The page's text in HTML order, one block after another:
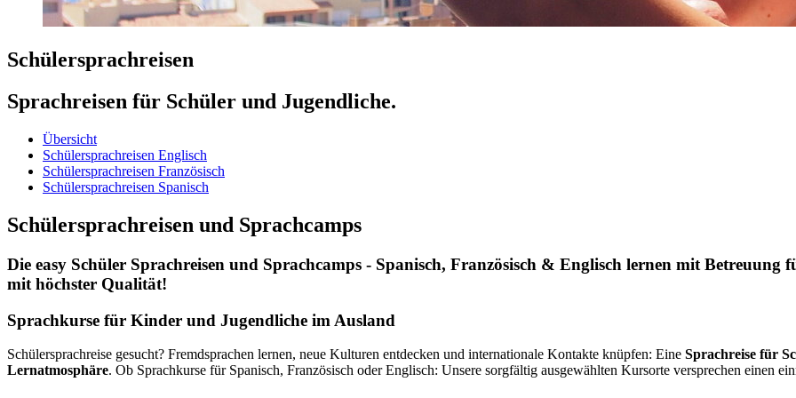
Schülersprachreisen
Sprachreisen für Schüler und Jugendliche.
Übersicht
Schülersprachreisen Englisch
Schülersprachreisen Französisch
Schülersprachreisen Spanisch
Schülersprachreisen und Sprachcamps
Die easy Schüler Sprachreisen und Sprachcamps - Spanisch, Französisch & Englisch lernen mit
mit höchster Qualität!
Sprachkurse für Kinder und Jugendliche im Ausland
Schülersprachreise gesucht? Fremdsprachen lernen, neue Kulturen entdecken und internationale Kontakte knüpfen: Eine Sprachreise für
Lernatmosphäre. Ob Sprachkurse für Spanisch, Französisch oder Englisch: Unsere sorgfältig ausgewählten Kursorte versprechen einen